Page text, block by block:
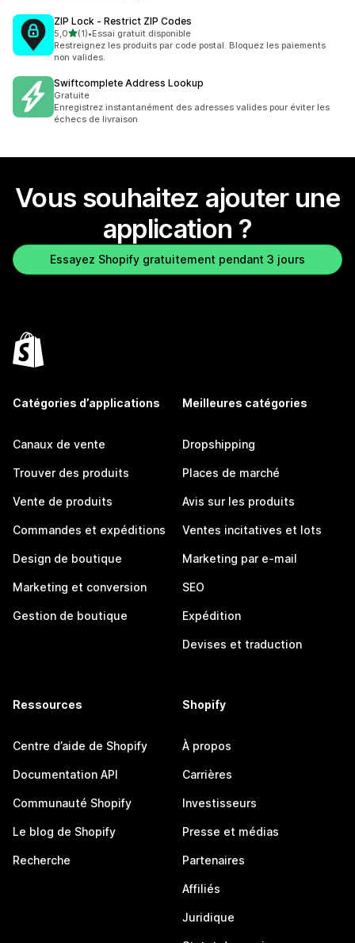
ZIP Lock ‑ Restrict ZIP Codes
5,0étoile(s) sur 5
(1)
1 avis au total
•Essai gratuit disponible
Restreignez les produits par code postal. Bloquez les paiements
non valides.
Swiftcomplete Address Lookup
Gratuite
Enregistrez instantanément des adresses valides pour éviter les
échecs de livraison
Vous souhaitez ajouter une
application ?
Essayez Shopify gratuitement pendant 3 jours
Catégories d’applications
Canaux de vente
Trouver des produits
Vente de produits
Commandes et expéditions
Design de boutique
Marketing et conversion
Gestion de boutique
Meilleures catégories
Dropshipping
Places de marché
Avis sur les produits
Ventes incitatives et lots
Marketing par e-mail
SEO
Expédition
Devises et traduction
Ressources
Centre d’aide de Shopify
Documentation API
Communauté Shopify
Le blog de Shopify
Recherche
Shopify
À propos
Carrières
Investisseurs
Presse et médias
Partenaires
Affiliés
Juridique